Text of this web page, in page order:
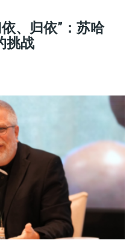
依、归依”：苏哈
挑战